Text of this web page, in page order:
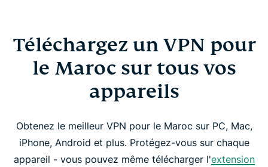
Téléchargez un VPN pour
le Maroc sur tous vos
appareils
Obtenez le meilleur VPN pour le Maroc sur PC, Mac,
iPhone, Android et plus. Protégez-vous sur chaque
appareil - vous pouvez même télécharger l'extension